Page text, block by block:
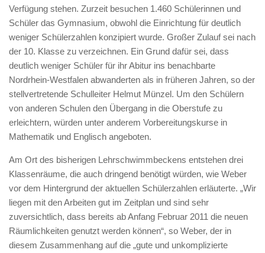
Verfügung stehen. Zurzeit besuchen 1.460 Schülerinnen und
Schüler das Gymnasium, obwohl die Einrichtung für deutlich
weniger Schülerzahlen konzipiert wurde. Großer Zulauf sei nach
der 10. Klasse zu verzeichnen. Ein Grund dafür sei, dass
deutlich weniger Schüler für ihr Abitur ins benachbarte
Nordrhein-Westfalen abwanderten als in früheren Jahren, so der
stellvertretende Schulleiter Helmut Münzel. Um den Schülern
von anderen Schulen den Übergang in die Oberstufe zu
erleichtern, würden unter anderem Vorbereitungskurse in
Mathematik und Englisch angeboten.
Am Ort des bisherigen Lehrschwimmbeckens entstehen drei
Klassenräume, die auch dringend benötigt würden, wie Weber
vor dem Hintergrund der aktuellen Schülerzahlen erläuterte. „Wir
liegen mit den Arbeiten gut im Zeitplan und sind sehr
zuversichtlich, dass bereits ab Anfang Februar 2011 die neuen
Räumlichkeiten genutzt werden können“, so Weber, der in
diesem Zusammenhang auf die „gute und unkomplizierte